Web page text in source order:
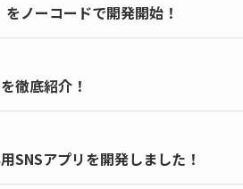
ノーコードで開発開始！
徹底紹介！
SNSアプリを開発しました！